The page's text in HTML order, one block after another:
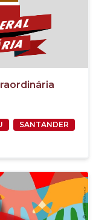
SANTANDER